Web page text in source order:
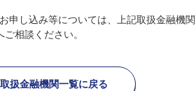
申し込み等については、上記取扱金融機関
ご相談ください。
扱金融機関一覧に戻る